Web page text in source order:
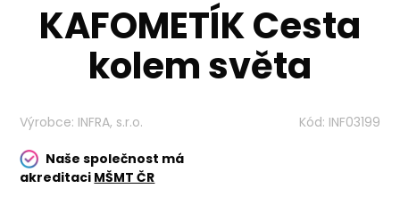
KAFOMETÍK Cesta
kolem světa
Výrobce: INFRA, s.r.o. Kód: INF03199
Naše společnost má
akreditaci MŠMT ČR